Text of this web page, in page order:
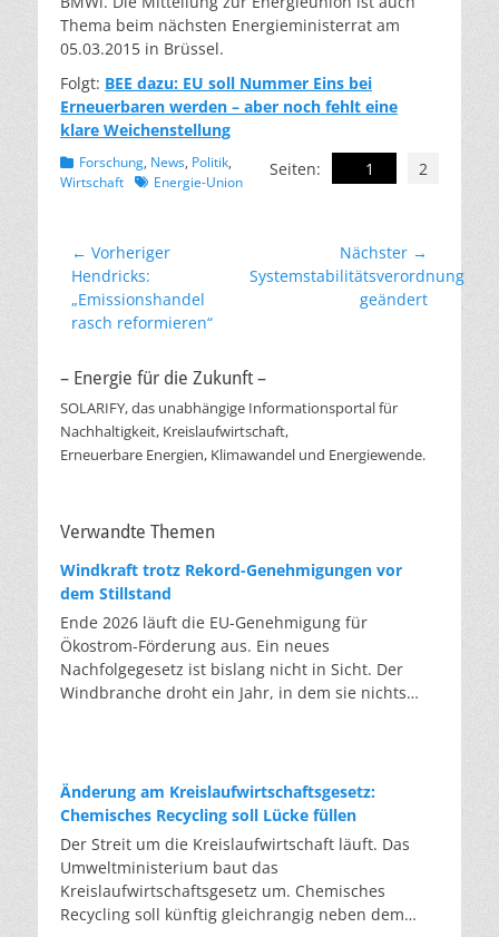
Thema beim nächsten Energieministerrat am
05.03.2015 in Brüssel.
Folgt: BEE dazu: EU soll Nummer Eins bei
Erneuerbaren werden – aber noch fehlt eine
klare Weichenstellung
Seiten:
1 2
Kategorien
Forschung, News, Politik,
Wirtschaft Schlagworte
Energie-Union
Beitragsnavigation
← Vorheriger
Vorheriger
Beitrag:
Hendricks:
„Emissionshandel
rasch reformieren“
Nächster →
Nächster
Systemstabilitätsverordnung
geändert
– Energie für die Zukunft –
SOLARIFY, das unabhängige Informationsportal für
Nachhaltigkeit, Kreislaufwirtschaft,
Erneuerbare Energien, Klimawandel und Energiewende.
Verwandte Themen
Windkraft trotz Rekord-Genehmigungen vor
dem Stillstand
Ende 2026 läuft die EU-Genehmigung für
Ökostrom-Förderung aus. Ein neues
Nachfolgegesetz ist bislang nicht in Sicht. Der
Windbranche droht ein Jahr, in dem sie nichts
die Verfahren laufen heute deutlich schneller. Die
Halbjahresbilanz der Branche bestätigt dieses
Muster: So viele Windräder wie nie zuvor wurden
genehmigt, doch im ersten Halbjahr gingen netto
nur rund zwei Gigawatt ans Netz. Der Bestand
liegt damit bei etwa 70 Gigawatt. Das gesetzliche
Zwischenziel von 84 Gigawatt zum Jahresende ist
Änderung am Kreislaufwirtschaftsgesetz:
Chemisches Recycling soll Lücke füllen
Der Streit um die Kreislaufwirtschaft läuft. Das
Umweltministerium baut das
Kreislaufwirtschaftsgesetz um. Chemisches
Recycling soll künftig gleichrangig neben dem